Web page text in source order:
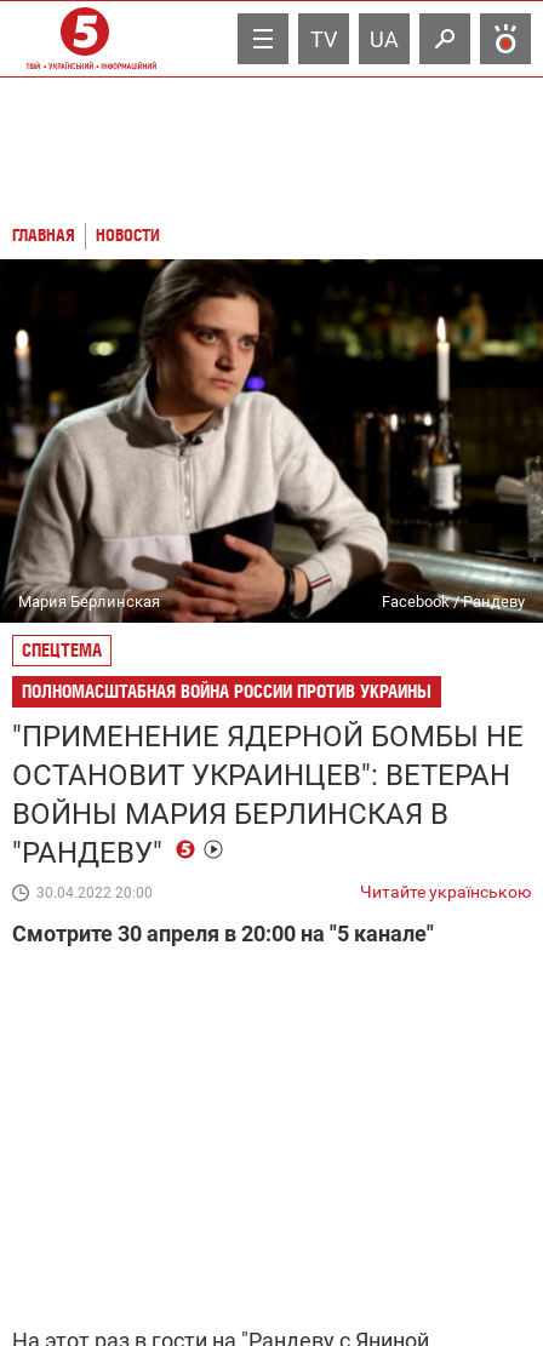
TV UA
ГЛАВНАЯ НОВОСТИ
Мария Берлинская Facebook / Рандеву
СПЕЦТЕМА
ПОЛНОМАСШТАБНАЯ ВОЙНА РОССИИ ПРОТИВ УКРАИНЫ
"ПРИМЕНЕНИЕ ЯДЕРНОЙ БОМБЫ НЕ
ОСТАНОВИТ УКРАИНЦЕВ": ВЕТЕРАН
ВОЙНЫ МАРИЯ БЕРЛИНСКАЯ В
"РАНДЕВУ"
30.04.2022 20:00 Читайте українською
Смотрите 30 апреля в 20:00 на "5 канале"
На этот раз в гости на "Рандеву с Яниной